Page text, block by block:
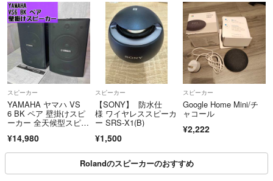
スピーカー
YAMAHA ヤマハ VS
6 BK ペア 壁掛けスピ
ーカー 全天候型スピー
¥14,980
スピーカー
【SONY】 防水仕
様 ワイヤレススピーカ
ー SRS-X1(B)
¥1,500
スピーカー
Google Home Mini/チ
ャコール
¥2,222
Rolandのスピーカーのおすすめ